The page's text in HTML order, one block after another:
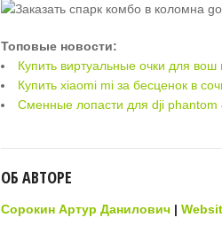
Топовые новости:
Купить виртуальные очки для вош
Купить xiaomi mi за бесценок в
Сменные лопасти для dji phantom
ОБ АВТОРЕ
Сорокин Артур Данилович |